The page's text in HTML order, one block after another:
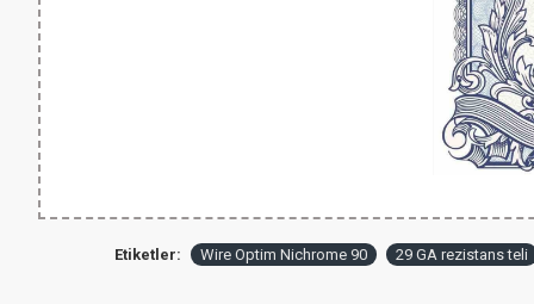
Etiketler: Wire Optim Nichrome 90 29 GA rezistans teli